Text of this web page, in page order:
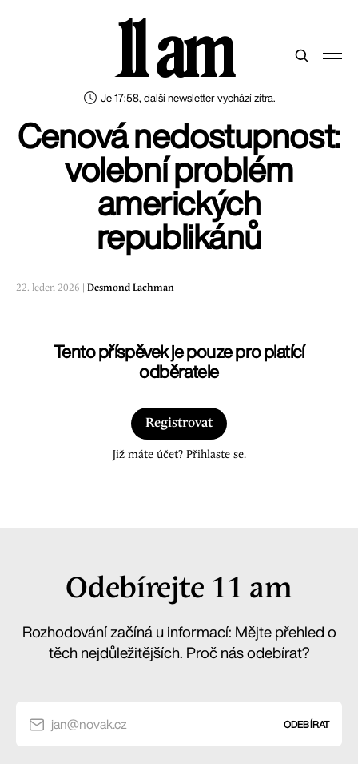
Je 17:58, další newsletter vychází zítra.
11 am
Cenová nedostupnost:
volební problém
amerických
republikánů
22. leden 2026 | Desmond Lachman
Tento příspěvek je pouze pro platící
odběratele
Registrovat
Již máte účet? Přihlaste se.
Odebírejte 11 am
Rozhodování začíná u informací: Mějte přehled o
těch nejdůležitějších. Proč nás odebírat?
jan@novak.cz ODEBÍRAT